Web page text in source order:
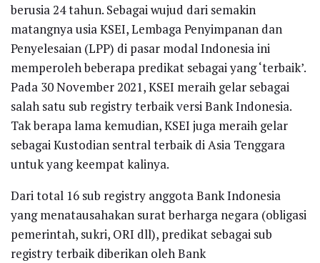
berusia 24 tahun. Sebagai wujud dari semakin
matangnya usia KSEI, Lembaga Penyimpanan dan
Penyelesaian (LPP) di pasar modal Indonesia ini
memperoleh beberapa predikat sebagai yang ‘terbaik’.
Pada 30 November 2021, KSEI meraih gelar sebagai
salah satu sub registry terbaik versi Bank Indonesia.
Tak berapa lama kemudian, KSEI juga meraih gelar
sebagai Kustodian sentral terbaik di Asia Tenggara
untuk yang keempat kalinya.
Dari total 16 sub registry anggota Bank Indonesia
yang menatausahakan surat berharga negara (obligasi
pemerintah, sukri, ORI dll), predikat sebagai sub
registry terbaik diberikan oleh Bank